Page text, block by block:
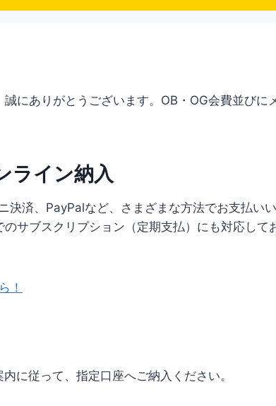
にありがとうございます。OB・OG会費並びに
ライン納入
決済、PayPalなど、さまざまな方法でお支払い
サブスクリプション（定期支払）にも対応して
！
に従って、指定口座へご納入ください。